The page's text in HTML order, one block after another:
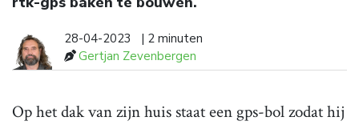
28-04-2023
| 2 minuten
Gertjan Zevenbergen
Op het dak van zijn huis staat een gps-bol zodat hij